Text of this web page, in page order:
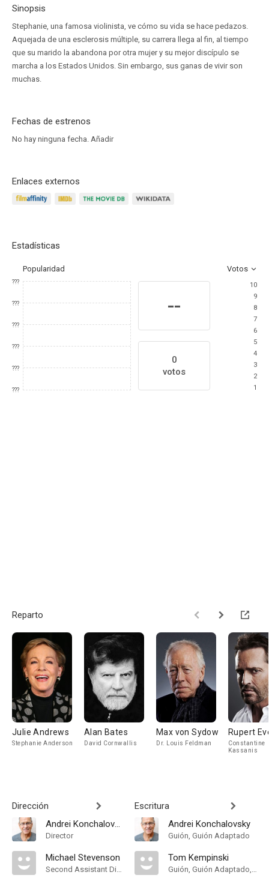
Sinopsis
Stephanie, una famosa violinista, ve cómo su vida se hace pedazos.
Aquejada de una esclerosis múltiple, su carrera llega al fin, al tiempo
que su marido la abandona por otra mujer y su mejor discípulo se
marcha a los Estados Unidos. Sin embargo, sus ganas de vivir son
muchas.
Fechas de estrenos
No hay ninguna fecha. Añadir
Enlaces externos
Estadísticas
Popularidad Votos
???
???
???
???
???
???
--
0
votos
10
9
8
7
6
5
4
3
2
1
Reparto
Julie Andrews
Stephanie Anderson
Alan Bates
David Cornwallis
Max von Sydow
Dr. Louis Feldman
Rupert
Constantine
Kassanis
Dirección
Andrei Konchalovsky
Director
Michael Stevenson
Second Assistant Director
Escritura
Andrei Konchalovsky
Guión, Guión Adaptado
Tom Kempinski
Guión, Guión Adaptado, Theatre Play